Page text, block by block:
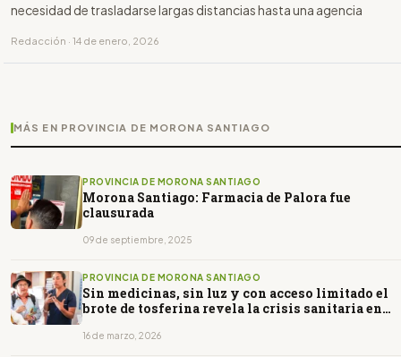
necesidad de trasladarse largas distancias hasta una agencia
Redacción · 14 de enero, 2026
MÁS EN PROVINCIA DE MORONA SANTIAGO
PROVINCIA DE MORONA SANTIAGO
Morona Santiago: Farmacia de Palora fue
clausurada
09 de septiembre, 2025
PROVINCIA DE MORONA SANTIAGO
Sin medicinas, sin luz y con acceso limitado el
brote de tosferina revela la crisis sanitaria en
16 de marzo, 2026